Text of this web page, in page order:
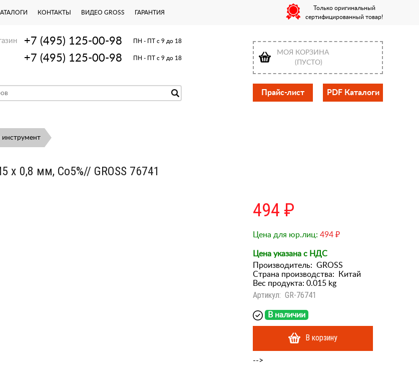
КОНТАКТЫ ВИДЕО GROSS ГАРАНТИЯ
Только оригинальный
сертифицированный товар!
+7 (495) 125-00-98 ПН - ПТ с 9 до 18
+7 (495) 125-00-98 ПН - ПТ с 9 до 18
МОЯ КОРЗИНА
(ПУСТО)
Прайс-лист PDF Каталоги
х 0,8 мм, Co5%// GROSS 76741
494 ₽
Цена для юр.лиц: 494 ₽
Цена указана с НДС
Производитель: GROSS
Страна производства:
Китай
Вес продукта: 0.015 kg
Артикул: GR-76741
В наличии
В корзину
-->